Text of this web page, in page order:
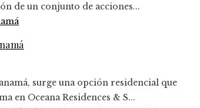
de un conjunto de acciones...
surge una opción residencial que
en Oceana Residences & S...